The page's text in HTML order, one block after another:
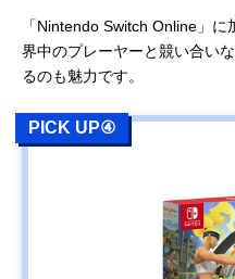
「Nintendo Switch Online」
界中のプレーヤーと競い合い
るのも魅力です。
PICK UP④